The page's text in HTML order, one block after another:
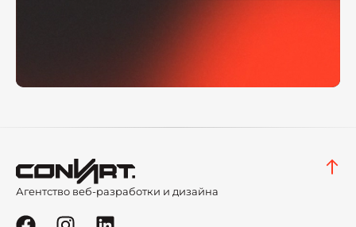
Агентство веб-разработки и дизайна